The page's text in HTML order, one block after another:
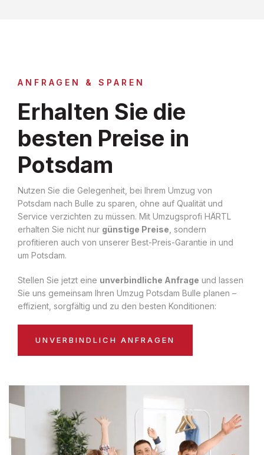
ANFRAGEN & SPAREN
Erhalten Sie die
besten Preise in
Potsdam
Nutzen Sie die Gelegenheit, bei Ihrem Umzug von
Potsdam nach Bulle zu sparen, ohne auf Qualität und
Service verzichten zu müssen. Mit Umzugsprofi HÄRTL
erhalten Sie nicht nur günstige Preise , sondern
profitieren auch von unserer Best-Preis-Garantie in und
um Potsdam.
Stellen Sie jetzt eine unverbindliche Anfrage und lassen
Sie uns gemeinsam Ihren Umzug Potsdam Bulle planen –
effizient, sorgfältig und zu den besten Konditionen:
UNVERBINDLICH ANFRAGEN